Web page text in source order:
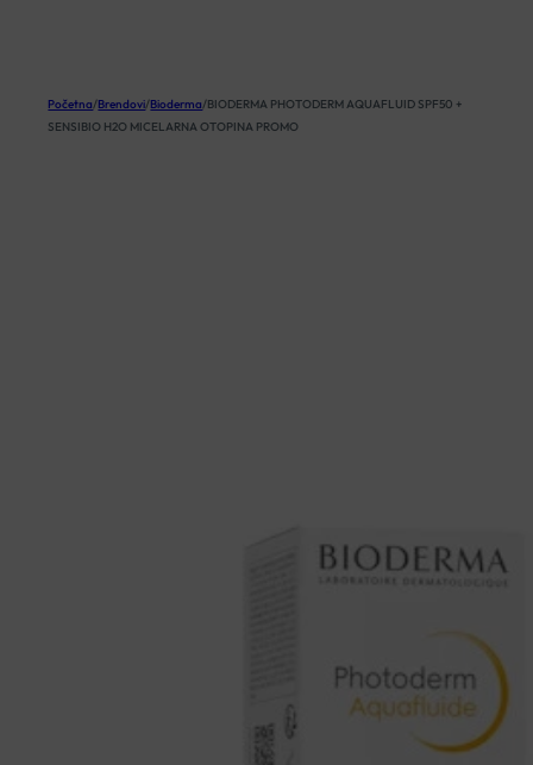
Početna/Brendovi/Bioderma/BIODERMA PHOTODERM AQUAFLUID SPF50 +
SENSIBIO H2O MICELARNA OTOPINA PROMO